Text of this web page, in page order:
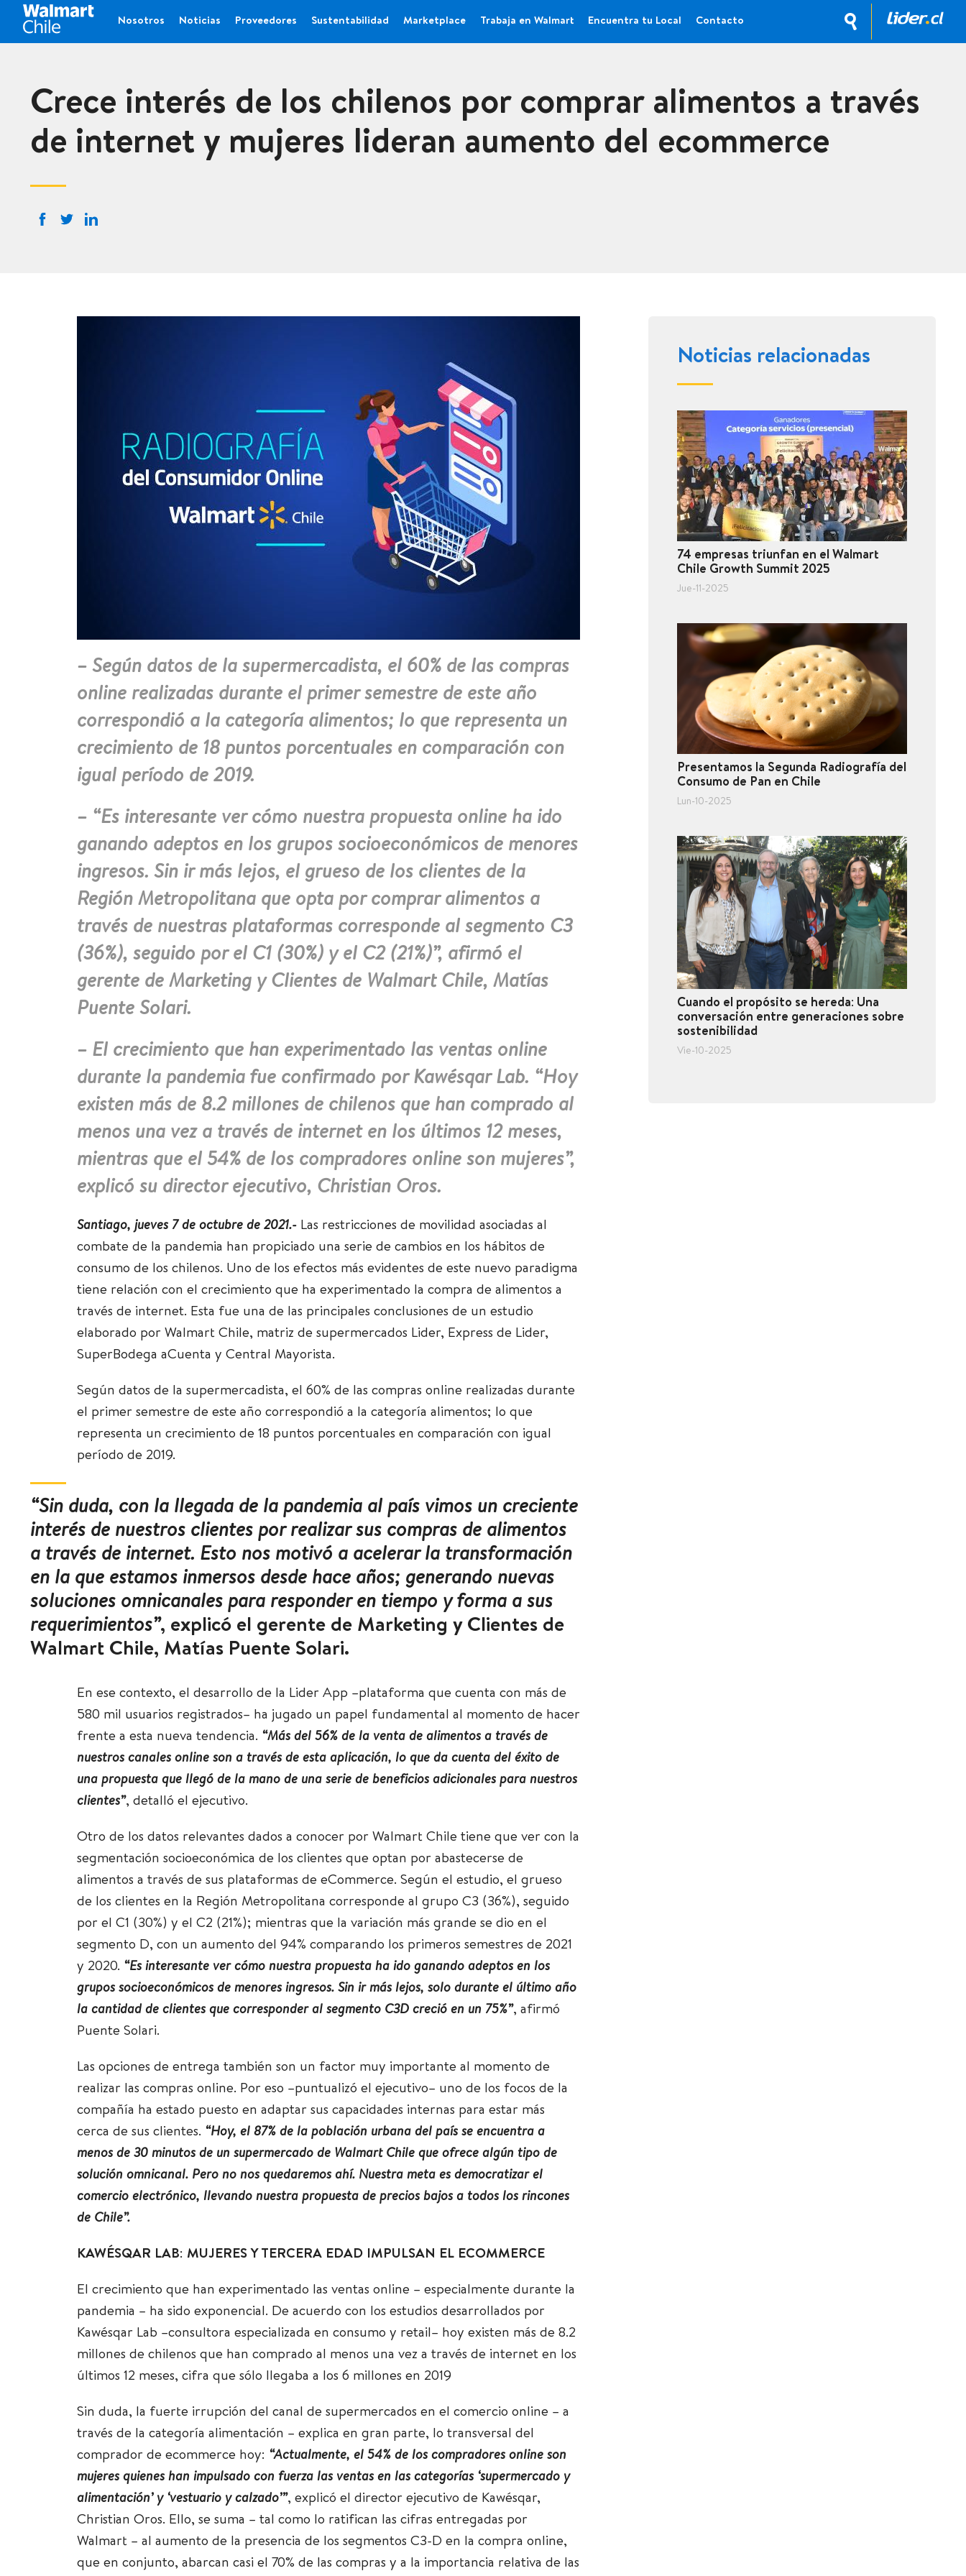
Nosotros Noticias Proveedores Sustentabilidad Marketplace Trabaja en Walmart Encuentra tu Local Contacto
Crece interés de los chilenos por comprar alimentos a través
de internet y mujeres lideran aumento del ecommerce
– Según datos de la supermercadista, el 60% de las compras
online realizadas durante el primer semestre de este año
correspondió a la categoría alimentos; lo que representa un
crecimiento de 18 puntos porcentuales en comparación con
igual período de 2019.
– “Es interesante ver cómo nuestra propuesta online ha ido
ganando adeptos en los grupos socioeconómicos de menores
ingresos. Sin ir más lejos, el grueso de los clientes de la
Región Metropolitana que opta por comprar alimentos a
través de nuestras plataformas corresponde al segmento C3
(36%), seguido por el C1 (30%) y el C2 (21%)”, afirmó el
gerente de Marketing y Clientes de Walmart Chile, Matías
Puente Solari.
– El crecimiento que han experimentado las ventas online
durante la pandemia fue confirmado por Kawésqar Lab. “Hoy
existen más de 8.2 millones de chilenos que han comprado al
menos una vez a través de internet en los últimos 12 meses,
mientras que el 54% de los compradores online son mujeres”,
explicó su director ejecutivo, Christian Oros.
Santiago, jueves 7 de octubre de 2021.- Las restricciones de movilidad asociadas al
combate de la pandemia han propiciado una serie de cambios en los hábitos de
consumo de los chilenos. Uno de los efectos más evidentes de este nuevo paradigma
tiene relación con el crecimiento que ha experimentado la compra de alimentos a
través de internet. Esta fue una de las principales conclusiones de un estudio
elaborado por Walmart Chile, matriz de supermercados Lider, Express de Lider,
SuperBodega aCuenta y Central Mayorista.
Según datos de la supermercadista, el 60% de las compras online realizadas durante
el primer semestre de este año correspondió a la categoría alimentos; lo que
representa un crecimiento de 18 puntos porcentuales en comparación con igual
período de 2019.
“Sin duda, con la llegada de la pandemia al país vimos un creciente
interés de nuestros clientes por realizar sus compras de alimentos
a través de internet. Esto nos motivó a acelerar la transformación
en la que estamos inmersos desde hace años; generando nuevas
soluciones omnicanales para responder en tiempo y forma a sus
requerimientos”, explicó el gerente de Marketing y Clientes de
Walmart Chile, Matías Puente Solari.
En ese contexto, el desarrollo de la Lider App –plataforma que cuenta con más de
580 mil usuarios registrados– ha jugado un papel fundamental al momento de hacer
frente a esta nueva tendencia. “Más del 56% de la venta de alimentos a través de
nuestros canales online son a través de esta aplicación, lo que da cuenta del éxito de
una propuesta que llegó de la mano de una serie de beneficios adicionales para nuestros
clientes”, detalló el ejecutivo.
Otro de los datos relevantes dados a conocer por Walmart Chile tiene que ver con la
segmentación socioeconómica de los clientes que optan por abastecerse de
alimentos a través de sus plataformas de eCommerce. Según el estudio, el grueso
de los clientes en la Región Metropolitana corresponde al grupo C3 (36%), seguido
por el C1 (30%) y el C2 (21%); mientras que la variación más grande se dio en el
segmento D, con un aumento del 94% comparando los primeros semestres de 2021
y 2020. “Es interesante ver cómo nuestra propuesta ha ido ganando adeptos en los
grupos socioeconómicos de menores ingresos. Sin ir más lejos, solo durante el último año
la cantidad de clientes que corresponder al segmento C3D creció en un 75%”, afirmó
Puente Solari.
Las opciones de entrega también son un factor muy importante al momento de
realizar las compras online. Por eso –puntualizó el ejecutivo– uno de los focos de la
compañía ha estado puesto en adaptar sus capacidades internas para estar más
cerca de sus clientes. “Hoy, el 87% de la población urbana del país se encuentra a
menos de 30 minutos de un supermercado de Walmart Chile que ofrece algún tipo de
solución omnicanal. Pero no nos quedaremos ahí. Nuestra meta es democratizar el
comercio electrónico, llevando nuestra propuesta de precios bajos a todos los rincones
de Chile”.
KAWÉSQAR LAB: MUJERES Y TERCERA EDAD IMPULSAN EL ECOMMERCE
El crecimiento que han experimentado las ventas online – especialmente durante la
pandemia – ha sido exponencial. De acuerdo con los estudios desarrollados por
Kawésqar Lab –consultora especializada en consumo y retail– hoy existen más de 8.2
millones de chilenos que han comprado al menos una vez a través de internet en los
últimos 12 meses, cifra que sólo llegaba a los 6 millones en 2019
Sin duda, la fuerte irrupción del canal de supermercados en el comercio online – a
través de la categoría alimentación – explica en gran parte, lo transversal del
comprador de ecommerce hoy: “Actualmente, el 54% de los compradores online son
mujeres quienes han impulsado con fuerza las ventas en las categorías ‘supermercado y
alimentación’ y ‘vestuario y calzado’”, explicó el director ejecutivo de Kawésqar,
Christian Oros. Ello, se suma – tal como lo ratifican las cifras entregadas por
Walmart – al aumento de la presencia de los segmentos C3-D en la compra online,
que en conjunto, abarcan casi el 70% de las compras y a la importancia relativa de las
Noticias relacionadas
74 empresas triunfan en el Walmart
Chile Growth Summit 2025
Jue-11-2025
Presentamos la Segunda Radiografía del
Consumo de Pan en Chile
Lun-10-2025
Cuando el propósito se hereda: Una
conversación entre generaciones sobre
sostenibilidad
Vie-10-2025